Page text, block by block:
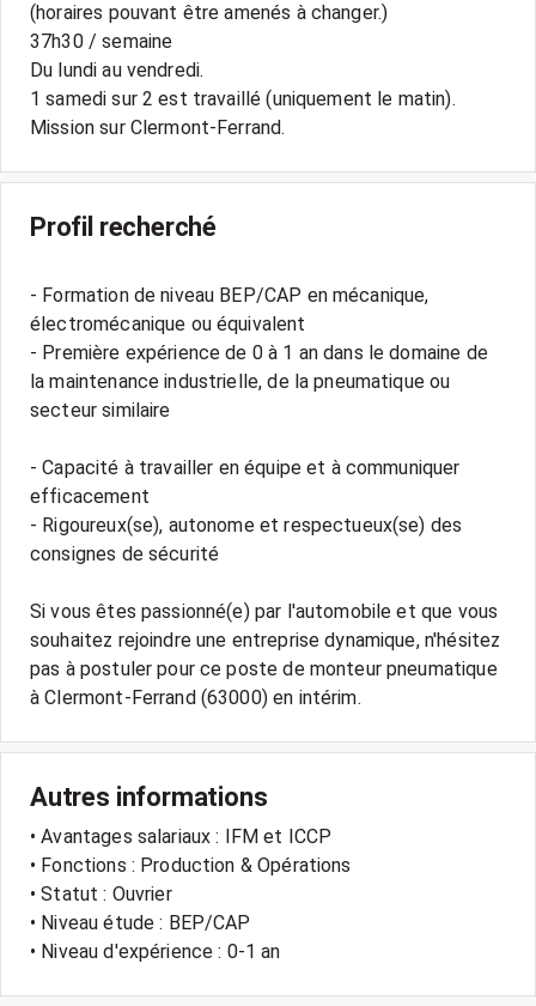
(horaires pouvant être amenés à changer.)
37h30 / semaine
Du lundi au vendredi.
1 samedi sur 2 est travaillé (uniquement le matin).
Mission sur Clermont-Ferrand.
Profil recherché
- Formation de niveau BEP/CAP en mécanique,
électromécanique ou équivalent
- Première expérience de 0 à 1 an dans le domaine de
la maintenance industrielle, de la pneumatique ou
secteur similaire
- Capacité à travailler en équipe et à communiquer
efficacement
- Rigoureux(se), autonome et respectueux(se) des
consignes de sécurité
Si vous êtes passionné(e) par l'automobile et que vous
souhaitez rejoindre une entreprise dynamique, n'hésitez
pas à postuler pour ce poste de monteur pneumatique
Autres informations
• Avantages salariaux : IFM et ICCP
• Fonctions : Production & Opérations
• Statut : Ouvrier
• Niveau étude : BEP/CAP
• Niveau d'expérience : 0-1 an